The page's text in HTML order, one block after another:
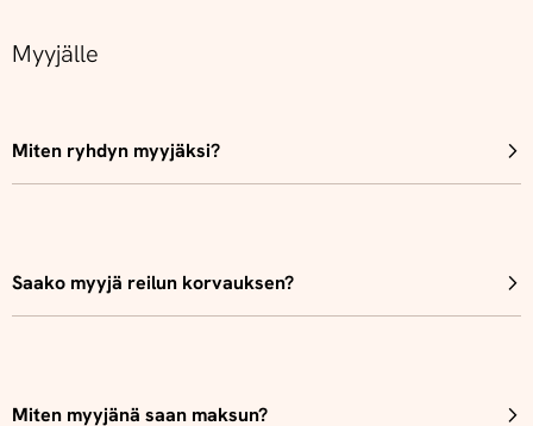
Myyjälle
Miten ryhdyn myyjäksi?
Saako myyjä reilun korvauksen?
Miten myyjänä saan maksun?